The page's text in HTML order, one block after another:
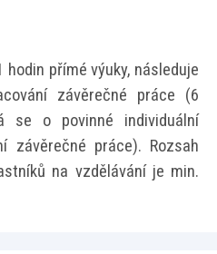
přímé výuky, následuje
závěrečné práce (6
se o povinné individuální
závěrečné práce). Rozsah
na vzdělávání je min.